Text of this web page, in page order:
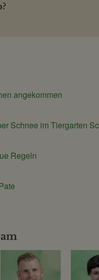
angekommen
Schnee im Tiergarten
Regeln